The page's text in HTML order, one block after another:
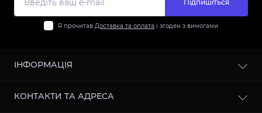
Підпишіться
Я прочитав Доставка та оплата і згоден з вимогами
ІНФОРМАЦІЯ
Доставка та оплата
КОНТАКТИ ТА АДРЕСА